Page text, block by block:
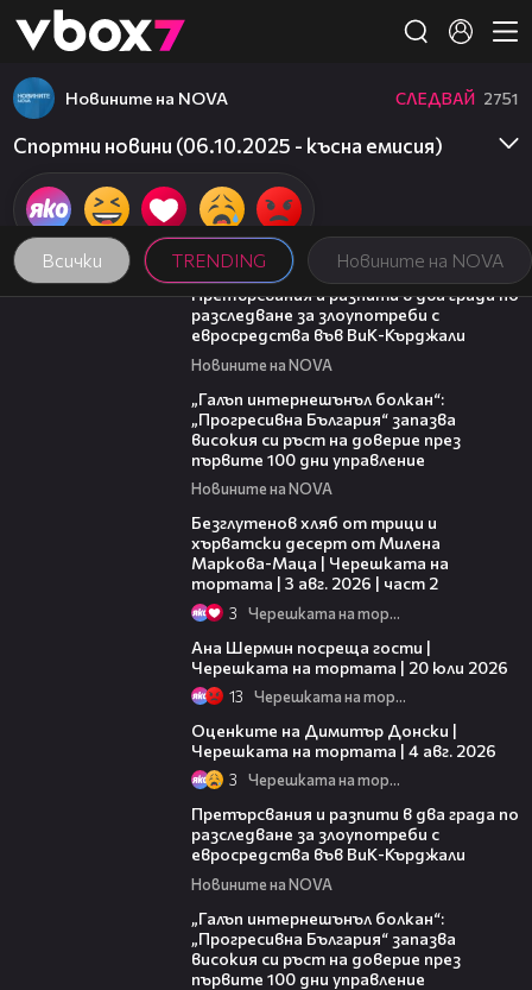
👾
Всички TRENDING Новините на NOVA
Новините на NOVA СЛЕДВАЙ 2751
Спортни новини (06.10.2025 - късна емисия)
00:32
Претърсвания и разпити в два града по
разследване за злоупотреби с
евросредства във ВиК-Кърджали
Новините на NOVA
„Галъп интернешънъл болкан“:
„Прогресивна България“ запазва
високия си ръст на доверие през
първите 100 дни управление
Новините на NOVA
Безглутенов хляб от трици и
хърватски десерт от Милена
Маркова-Маца | Черешката на
тортата | 3 авг. 2026 | част 2
3 Черешката на тортата
Ана Шермин посреща гости |
Черешката на тортата | 20 юли 2026
13 Черешката на тортата
Оценките на Димитър Донски |
Черешката на тортата | 4 авг. 2026
3 Черешката на тортата
Претърсвания и разпити в два града по
разследване за злоупотреби с
евросредства във ВиК-Кърджали
Новините на NOVA
„Галъп интернешънъл болкан“:
„Прогресивна България“ запазва
високия си ръст на доверие през
първите 100 дни управление